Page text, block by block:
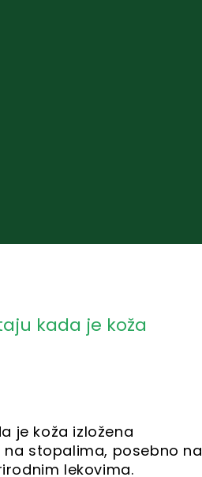
kada je koža
je koža izložena
stopalima, posebno na
lekovima.